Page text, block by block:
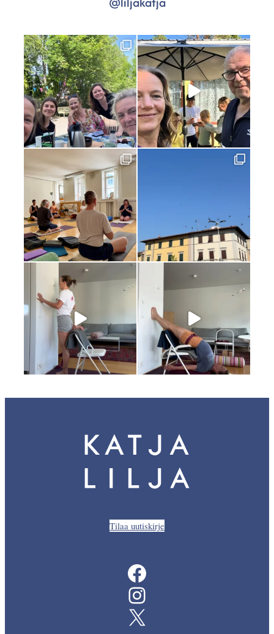
Tilaa uutiskirje
Facebook
Instagram
X